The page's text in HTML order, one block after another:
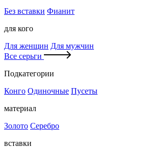
Без вставки Фианит
для кого
Для женщин Для мужчин
Все серьги
Подкатегории
Конго Одиночные Пусеты
материал
Золото Серебро
вставки